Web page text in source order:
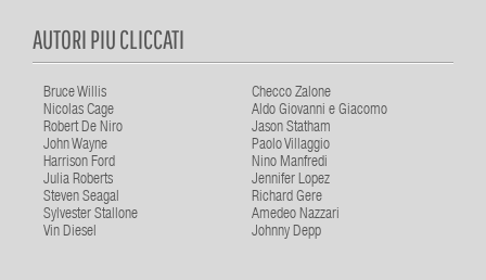
AUTORI PIU CLICCATI
Bruce Willis
Checco Zalone
Nicolas Cage
Aldo Giovanni e Giacomo
Robert De Niro
Jason Statham
John Wayne
Paolo Villaggio
Harrison Ford
Nino Manfredi
Julia Roberts
Jennifer Lopez
Steven Seagal
Richard Gere
Sylvester Stallone
Amedeo Nazzari
Vin Diesel
Johnny Depp